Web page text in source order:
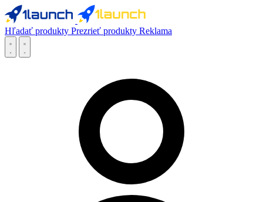
Hľadať produkty Prezrieť produkty Reklama